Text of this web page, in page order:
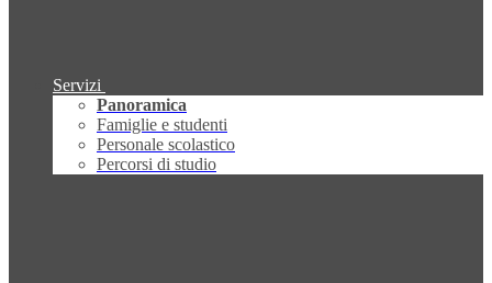
Servizi
Panoramica
Famiglie e studenti
Personale scolastico
Percorsi di studio